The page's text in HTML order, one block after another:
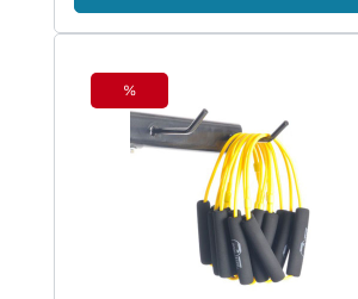
Rabatt
%